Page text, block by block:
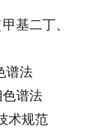
基二丁、
谱法
谱法
术规范